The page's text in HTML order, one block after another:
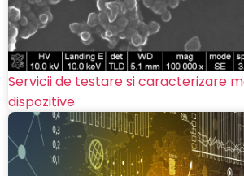
Servicii de testare si caracterizare
dispozitive